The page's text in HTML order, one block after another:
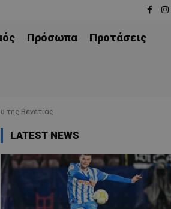
Πρόσωπα
Προτάσεις
της Βενετίας
LATEST NEWS